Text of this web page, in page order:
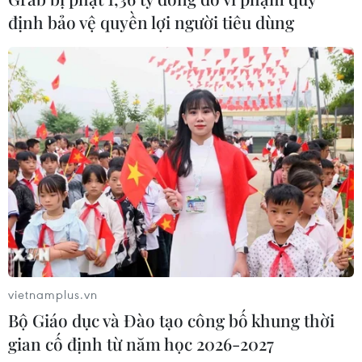
Tỷ phú Jeff Bezos bán 15 triệu cổ
phiếu Amazon trị giá hơn 4 tỷ USD
04/08/2026 23:29
Phố Wall lập đỉnh lịch sử khi giá dầu
lao dốc mạnh
04/08/2026 00:59
Thị trường chứng khoán thế giới:
Nhà đầu tư chấp chới
03/08/2026 14:35
định bảo vệ quyền lợi người tiêu dùng
vietnamplus.vn
Bộ Giáo dục và Đào tạo công bố khung thời
gian cố định từ năm học 2026-2027